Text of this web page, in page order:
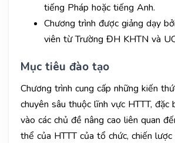
tiếng Pháp hoặc tiếng Anh.
Chương trình được giảng dạy
viên từ Trường ĐH KHTN và
Mục tiêu đào tạo
Chương trình cung cấp những kiến
chuyên sâu thuộc lĩnh vực HTTT,
vào các chủ đề nâng cao liên quan
thể của HTTT của tổ chức, chiến